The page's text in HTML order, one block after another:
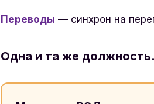
Переводы — синхрон на
Одна и та же